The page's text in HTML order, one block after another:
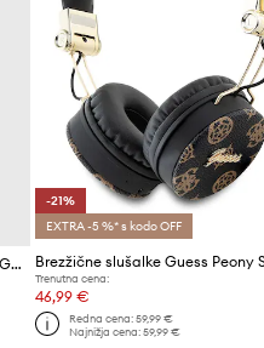
Brezžične slušalke Guess Bluetooth Gcube Metallic Script Logo
-21%
EXTRA -5 %* s kodo OFF
Trenutna cena:
46,99 €
Redna cena: 59,99 €
Najnižja cena: 59,99 €